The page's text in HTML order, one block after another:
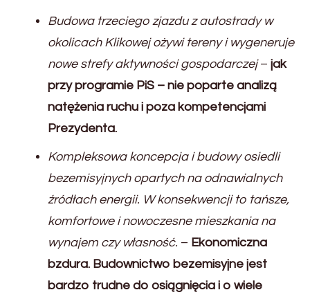
Budowa trzeciego zjazdu z autostrady w
okolicach Klikowej ożywi tereny i wygeneruje
nowe strefy aktywności gospodarczej– jak
przy programie PiS – nie poparte analizą
natężenia ruchu i poza kompetencjami
Prezydenta.
Kompleksowa koncepcja i budowy osiedli
bezemisyjnych opartych na odnawialnych
źródłach energii. W konsekwencji to tańsze,
komfortowe i nowoczesne mieszkania na
wynajem czy własność. – Ekonomiczna
bzdura. Budownictwo bezemisyjne jest
bardzo trudne do osiągnięcia i o wiele